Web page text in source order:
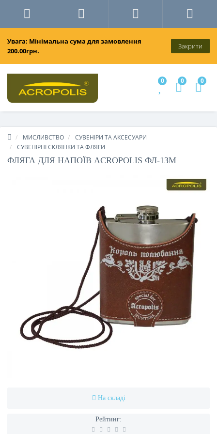
Увага: Мінімальна сума для замовлення
200.00грн.
Закрити
0 0 0
МИСЛИВСТВО
СУВЕНІРИ ТА АКСЕСУАРИ
СУВЕНІРНІ СКЛЯНКИ ТА ФЛЯГИ
ФЛЯГА ДЛЯ НАПОЇВ ACROPOLIS ФЛ-1ЗМ
На складі
Рейтинг: